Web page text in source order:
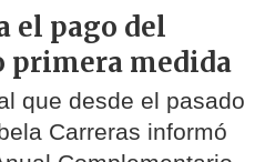
el pago del
primera medida
que desde el pasado
Carreras informó